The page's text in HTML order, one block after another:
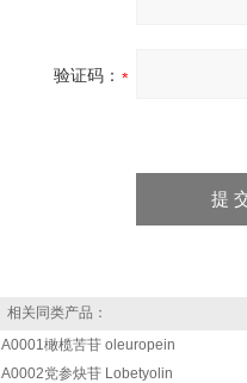
验证码：
相关同类产品：
A0001橄榄苦苷 oleuropein
A0002党参炔苷 Lobetyolin